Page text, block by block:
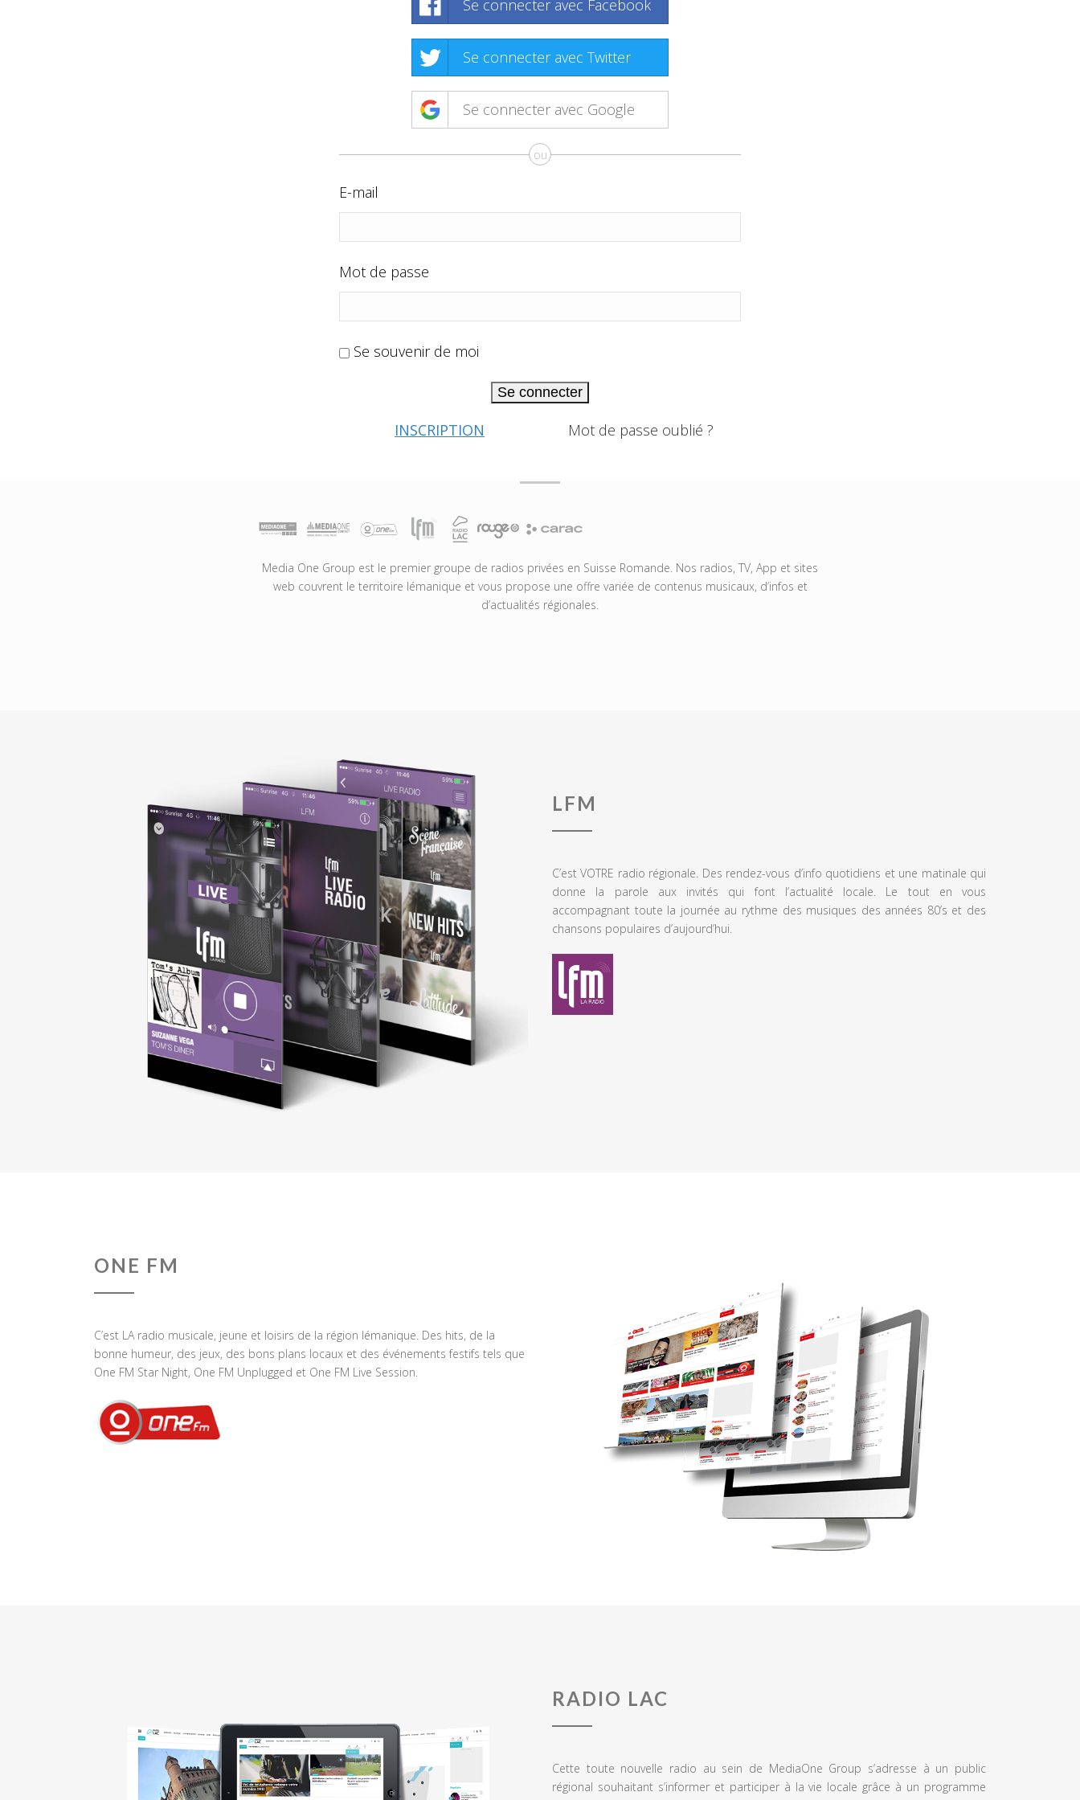
Se connecter avec Facebook
Se connecter avec Twitter
Se connecter avec Google
ou
E-mail
Mot de passe
Se souvenir de moi
Se connecter
INSCRIPTION Mot de passe oublié ?
Media One Group est le premier groupe de radios privées en Suisse Romande. Nos radios, TV, App et sites
web couvrent le territoire lémanique et vous propose une offre variée de contenus musicaux, d’infos et
d’actualités régionales.
LFM
C’est VOTRE radio régionale. Des rendez-vous d’info quotidiens et une matinale qui
donne la parole aux invités qui font l’actualité locale. Le tout en vous
accompagnant toute la journée au rythme des musiques des années 80’s et des
chansons populaires d’aujourd’hui.
ONE FM
C’est LA radio musicale, jeune et loisirs de la région lémanique. Des hits, de la
bonne humeur, des jeux, des bons plans locaux et des événements festifs tels que
One FM Star Night, One FM Unplugged et One FM Live Session.
RADIO LAC
Cette toute nouvelle radio au sein de MediaOne Group s’adresse à un public
régional souhaitant s’informer et participer à la vie locale grâce à un programme